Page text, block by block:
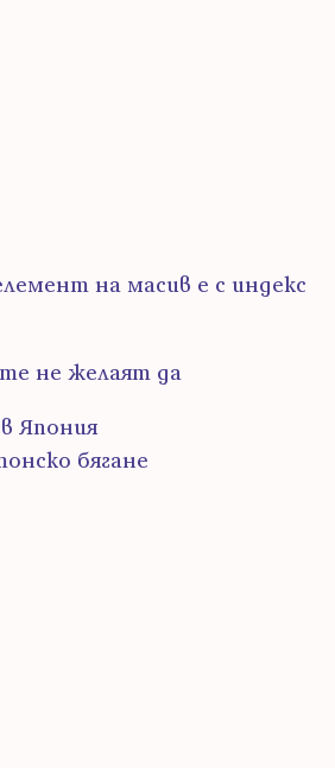
на масив е с индекс
не желаят да
Япония
бягане